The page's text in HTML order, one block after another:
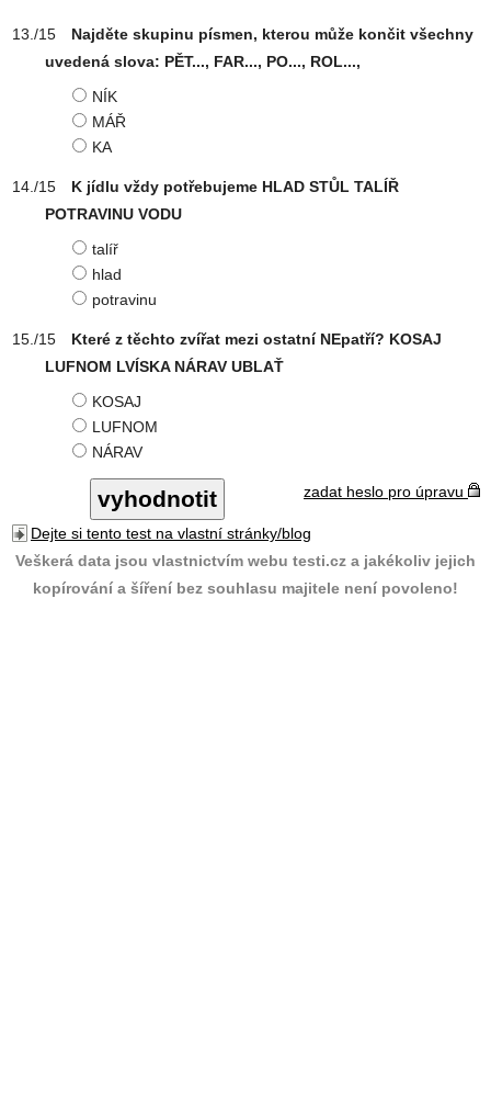
Najděte skupinu písmen, kterou může končit všechny
uvedená slova: PĚT..., FAR..., PO..., ROL...,
NÍK
MÁŘ
KA
K jídlu vždy potřebujeme HLAD STŮL TALÍŘ
POTRAVINU VODU
talíř
hlad
potravinu
Které z těchto zvířat mezi ostatní NEpatří? KOSAJ
LUFNOM LVÍSKA NÁRAV UBLAŤ
KOSAJ
LUFNOM
NÁRAV
zadat heslo pro úpravu
Dejte si tento test na vlastní stránky/blog
Veškerá data jsou vlastnictvím webu testi.cz a jakékoliv jejich
kopírování a šíření bez souhlasu majitele není povoleno!